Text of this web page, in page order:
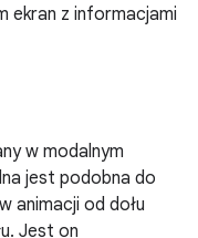
ekran z informacjami
w modalnym
jest podobna do
animacji od dołu
Jest on